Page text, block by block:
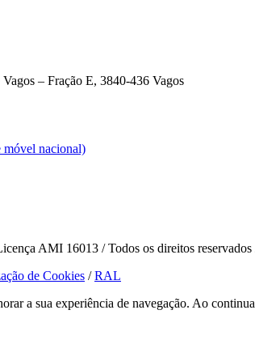
– Fração E, 3840-436 Vagos
móvel nacional)
AMI 16013 / Todos os direitos reservados
de Cookies /RAL
a sua experiência de navegação. Ao